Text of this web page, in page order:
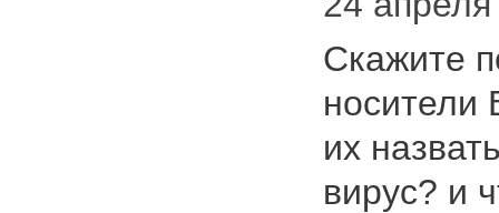
Скажите
носители
их
вирус? и